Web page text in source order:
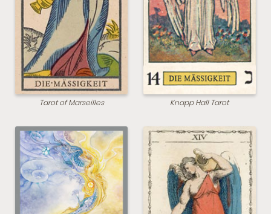
Tarot of Marseilles Knapp Hall Tarot